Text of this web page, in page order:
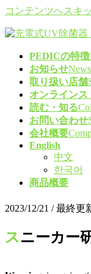
コンテンツへスキ
PEDICの特徴
お知らせNews
取り扱い店舗
オンラインス
読む・知る
お問い合わせ
会社概要
English
中文
한국어
商品概要
2023/12/21 / 最終更
スニーカ